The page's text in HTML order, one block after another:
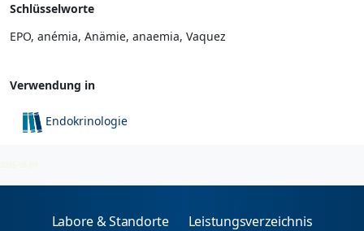
Schlüsselworte
EPO, anémia, Anämie, anaemia, Vaquez
Verwendung in
Endokrinologie
2026-08-09
Labore & Standorte Leistungsverzeichnis